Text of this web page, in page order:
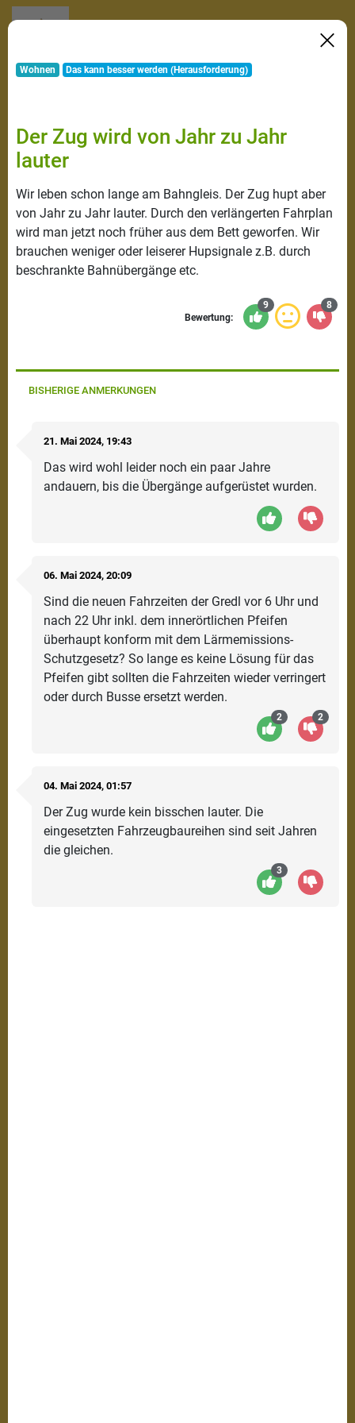
Wohnen Das kann besser werden (Herausforderung)
Der Zug wird von Jahr zu Jahr
lauter
Wir leben schon lange am Bahngleis. Der Zug hupt aber
von Jahr zu Jahr lauter. Durch den verlängerten Fahrplan
wird man jetzt noch früher aus dem Bett geworfen. Wir
brauchen weniger oder leiserer Hupsignale z.B. durch
beschrankte Bahnübergänge etc.
Bewertung:
9 8
BISHERIGE ANMERKUNGEN
21. Mai 2024, 19:43
Das wird wohl leider noch ein paar Jahre
andauern, bis die Übergänge aufgerüstet wurden.
06. Mai 2024, 20:09
Sind die neuen Fahrzeiten der Gredl vor 6 Uhr und
nach 22 Uhr inkl. dem innerörtlichen Pfeifen
überhaupt konform mit dem Lärmemissions-
Schutzgesetz? So lange es keine Lösung für das
Pfeifen gibt sollten die Fahrzeiten wieder verringert
oder durch Busse ersetzt werden.
2 2
04. Mai 2024, 01:57
Der Zug wurde kein bisschen lauter. Die
eingesetzten Fahrzeugbaureihen sind seit Jahren
die gleichen.
3